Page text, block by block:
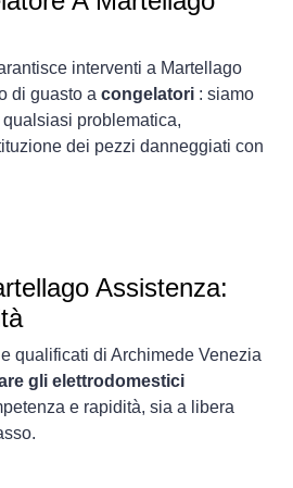
interventi a Martellago
di guasto a congelatori : siamo
problematica,
dei pezzi danneggiati con
Assistenza:
qualificati di Archimede Venezia
gli elettrodomestici
e rapidità, sia a libera